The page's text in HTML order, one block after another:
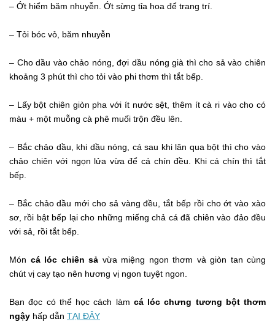
– Ớt hiểm băm nhuyễn. Ớt sừng tỉa hoa để trang trí.
– Tỏi bóc vỏ, băm nhuyễn
– Cho dầu vào chảo nóng, đợi dầu nóng già thì cho sả vào chiên
khoảng 3 phút thì cho tỏi vào phi thơm thì tắt bếp.
– Lấy bột chiên giòn pha với ít nước sệt, thêm ít cà ri vào cho có
màu + một muỗng cà phê muối trộn đều lên.
– Bắc chảo dầu, khi dầu nóng, cá sau khi lăn qua bột thì cho vào
chảo chiên với ngọn lửa vừa để cá chín đều. Khi cá chín thì tắt
bếp.
– Bắc chảo dầu mới cho sả vàng đều, tắt bếp rồi cho ớt vào xào
sơ, rồi bật bếp lại cho những miếng chả cá đã chiên vào đảo đều
với sả, rồi tắt bếp.
Món cá lóc chiên sả vừa miệng ngon thơm và giòn tan cùng
chút vị cay tạo nên hương vị ngon tuyệt ngon.
Bạn đọc có thể học cách làm cá lóc chưng tương bột thơm
ngậy hấp dẫn TẠI ĐÂY